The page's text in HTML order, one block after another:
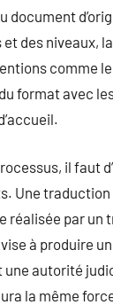
document
des niveaux, la
comme
format avec
il faut
Une
réalisée par un
à produire
une autorité
la même